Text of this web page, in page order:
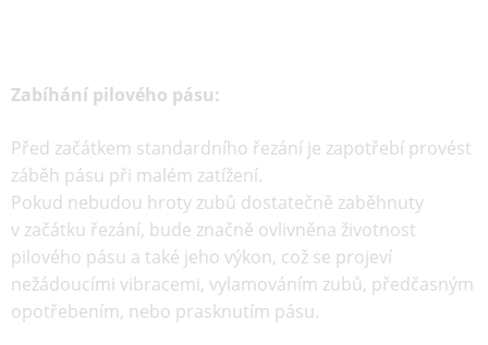
Zabíhání pilového pásu:
Před začátkem standardního řezání je zapotřebí provést
záběh pásu při malém zatížení.
Pokud nebudou hroty zubů dostatečně zaběhnuty
v začátku řezání, bude značně ovlivněna životnost
pilového pásu a také jeho výkon, což se projeví
nežádoucími vibracemi, vylamováním zubů, předčasným
opotřebením, nebo prasknutím pásu.